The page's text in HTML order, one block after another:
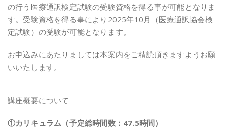
の行う医療通訳検定試験の受験資格を得る事が可能となりま
す。受験資格を得る事により2025年10月（医療通訳協会検
定試験）の受験が可能となります。
お申込みにあたりましては本案内をご精読頂きますようお願
いいたします。
講座概要について
①カリキュラム（予定総時間数：47.5時間）